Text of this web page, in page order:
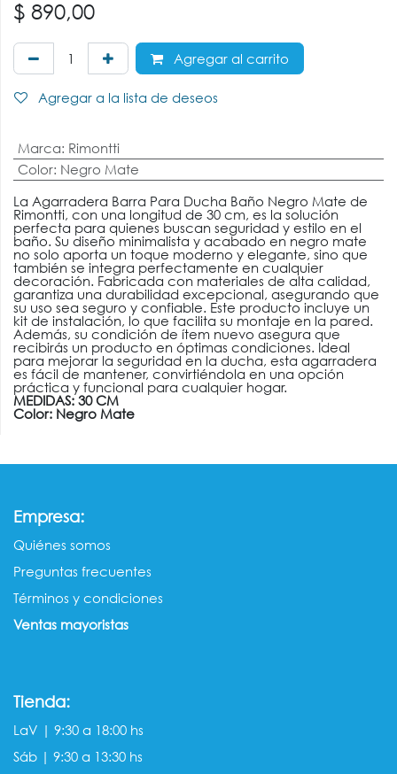
$ 890,00
Agregar al carrito
Agregar a la lista de deseos
Marca: Rimontti
Color: Negro Mate
La Agarradera Barra Para Ducha Baño Negro Mate de
Rimontti, con una longitud de 30 cm, es la solución
perfecta para quienes buscan seguridad y estilo en el
baño. Su diseño minimalista y acabado en negro mate
no solo aporta un toque moderno y elegante, sino que
también se integra perfectamente en cualquier
decoración. Fabricada con materiales de alta calidad,
garantiza una durabilidad excepcional, asegurando que
su uso sea seguro y confiable. Este producto incluye un
kit de instalación, lo que facilita su montaje en la pared.
Además, su condición de ítem nuevo asegura que
recibirás un producto en óptimas condiciones. Ideal
para mejorar la seguridad en la ducha, esta agarradera
es fácil de mantener, convirtiéndola en una opción
práctica y funcional para cualquier hogar.
MEDIDAS: 30 CM
Color: Negro Mate
Empresa:
Quiénes somos​​
Preguntas frecuentes
Términos y condiciones
Ventas mayorista​s
Tienda:
LaV | 9:30 a 18:00 hs
Sáb | 9:30 a 13:30 hs